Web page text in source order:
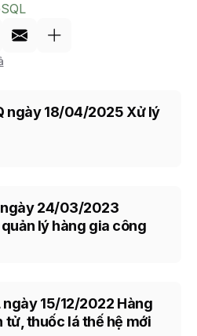
ngày 18/04/2025 Xử lý
ngày 24/03/2023
lý hàng gia công
15/12/2022 Hàng
tử, thuốc lá thế hệ mới